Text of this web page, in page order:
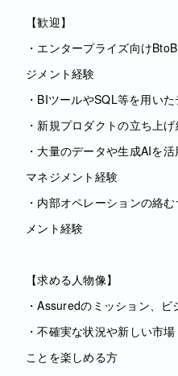
【歓迎】
・エンタープライズ向け
ジメント経験
・BIツールやSQL等を用い
・新規プロダクトの立ち上
・大量のデータや生成AIを
マネジメント経験
・内部オペレーションの絡
メント経験
【求める人物像】
・Assuredのミッション、
・不確実な状況や新しい市
ことを楽しめる方